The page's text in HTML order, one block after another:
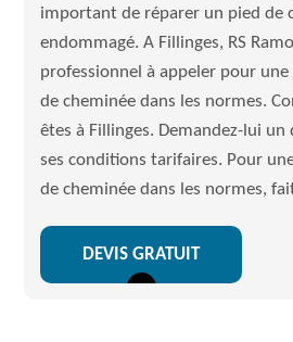
important de réparer un pied de
endommagé. A Fillinges, RS
professionnel à appeler pour
de cheminée dans les normes.
êtes à Fillinges. Demandez-lui
ses conditions tarifaires. Pour
de cheminée dans les normes,
DEVIS GRATUIT